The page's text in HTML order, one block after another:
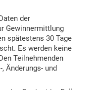
der
Gewinnermittlung
spätestens 30 Tage
Es werden keine
Teilnehmenden
Änderungs- und